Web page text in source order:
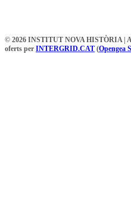
© 2026 INSTITUT NOVA HISTÒRIA |
oferts per INTERGRID.CAT (Opengea